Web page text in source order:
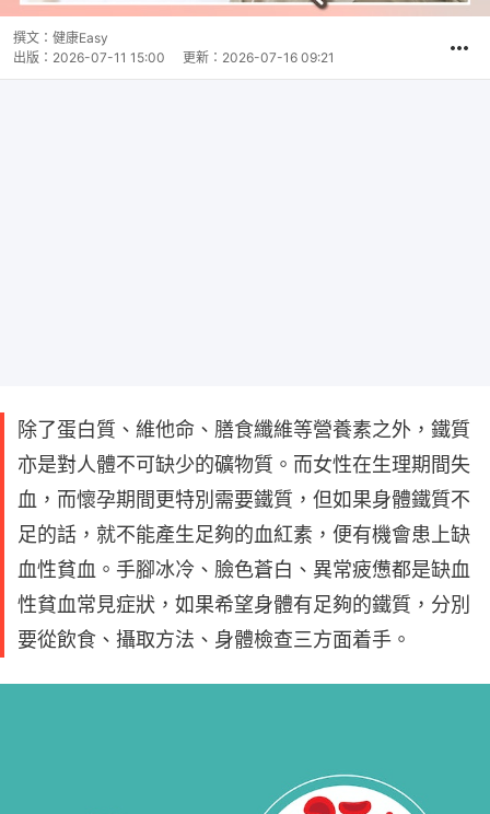
撰文： 健康Easy
出版： 2026-07-11 15:00 更新： 2026-07-16 09:21
除了蛋白質、維他命、膳食纖維等營養素之外，鐵質
亦是對人體不可缺少的礦物質。而女性在生理期間失
血，而懷孕期間更特別需要鐵質，但如果身體鐵質不
足的話，就不能產生足夠的血紅素，便有機會患上缺
血性貧血。手腳冰冷、臉色蒼白、異常疲憊都是缺血
性貧血常見症狀，如果希望身體有足夠的鐵質，分別
要從飲食、攝取方法、身體檢查三方面着手。